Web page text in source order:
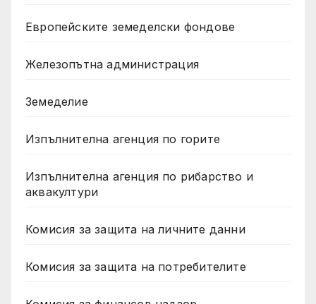
Европейските земеделски фондове
Железопътна администрация
Земеделие
Изпълнителна агенция по горите
Изпълнителна агенция по рибарство и
аквакултури
Комисия за защита на личните данни
Комисия за защита на потребителите